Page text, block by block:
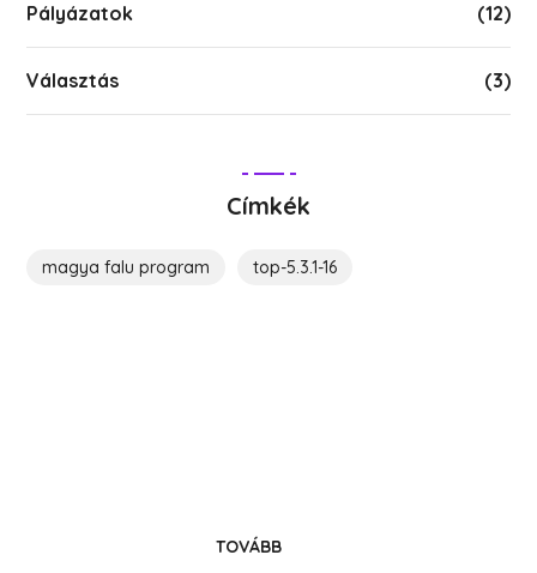
Pályázatok (12)
Választás (3)
Címkék
magya falu program top-5.3.1-16
TOVÁBB